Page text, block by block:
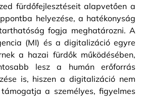
fürdőfejlesztéseit alapvetően a
helyezése, a hatékonyság
fogja meghatározni. A
(MI) és a digitalizáció egyre
a hazai fürdők működésében,
lesz a humán erőforrás
is, hiszen a digitalizáció nem
a személyes, figyelmes